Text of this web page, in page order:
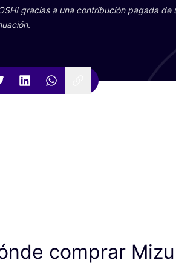
! gra­cias a una con­tri­bu­ción paga­da de
comprar Mizu